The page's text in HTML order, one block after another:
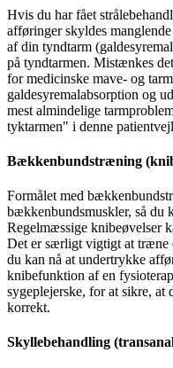
Hvis du har fået
afføringer skyldes
af din tyndtarm
på tyndtarmen. Mistænkes
for medicinske mave- og
galdesyremalabsorption og
mest almindelige
tyktarmen" i denne
Bækkenbundstræning
Formålet med
bækkenbundsmuskler, så du
Regelmæssige knibeøvelser
Det er særligt vigtigt at træne
du kan nå at undertrykke
knibefunktion af en
sygeplejerske, for at sikre,
korrekt.
Skyllebehandling